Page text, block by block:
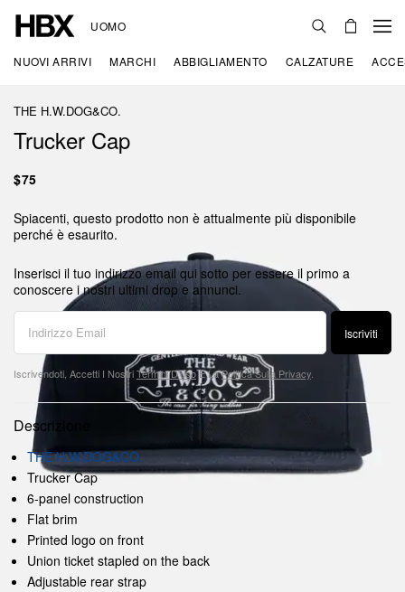
UOMO
NUOVI ARRIVI MARCHI ABBIGLIAMENTO CALZATURE
THE H.W.DOG&CO.
Trucker Cap
$75
Spiacenti, questo prodotto non è attualmente più disponibile
perché è esaurito.
Inserisci il tuo indirizzo email qui sotto per essere il primo a
conoscere i nostri ultimi drop e annunci.
Iscriviti
Iscrivendoti, Accetti I NostriTermini D'usoE LaPolitica Sulla Privacy
Descrizione
THE H.W.DOG&CO.
Trucker Cap
6-panel construction
Flat brim
Printed logo on front
Union ticket stapled on the back
Adjustable rear strap